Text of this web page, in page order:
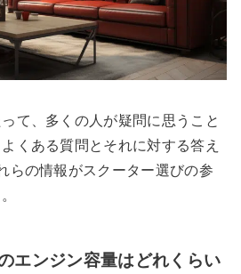
て、多くの人が疑問に思うこと
くある質問とそれに対する答え
らの情報がスクーター選びの参
エンジン容量はどれくらい